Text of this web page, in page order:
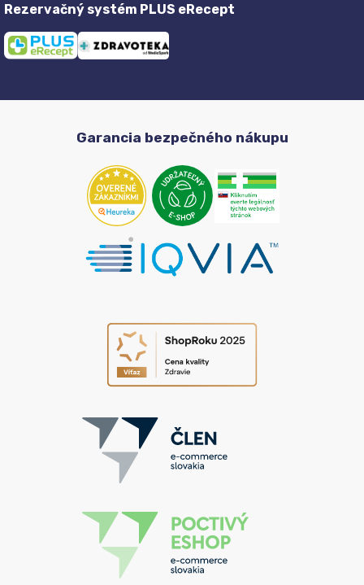
Rezervačný systém PLUS eRecept
Garancia bezpečného nákupu